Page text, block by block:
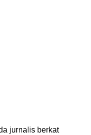
jurnalis berkat